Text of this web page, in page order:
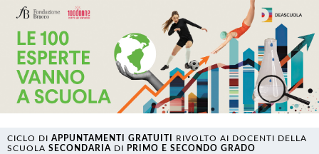
CICLO DI APPUNTAMENTI GRATUITI
RIVOLTO AI DOCENTI DELLA
SCUOLA SECONDARIA DI PRIMO E SECONDO GRADO